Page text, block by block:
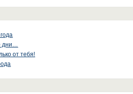
дни…
от тебя!